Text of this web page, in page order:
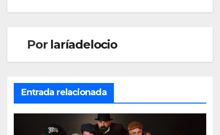
Por laríadelocio
Entrada relacionada